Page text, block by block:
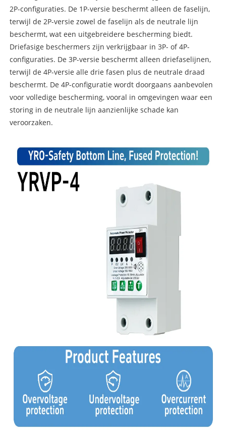
2P-configuraties. De 1P-versie beschermt alleen de faselijn,
terwijl de 2P-versie zowel de faselijn als de neutrale lijn
beschermt, wat een uitgebreidere bescherming biedt.
Driefasige beschermers zijn verkrijgbaar in 3P- of 4P-
configuraties. De 3P-versie beschermt alleen driefaselijnen,
terwijl de 4P-versie alle drie fasen plus de neutrale draad
beschermt. De 4P-configuratie wordt doorgaans aanbevolen
voor volledige bescherming, vooral in omgevingen waar een
storing in de neutrale lijn aanzienlijke schade kan
veroorzaken.